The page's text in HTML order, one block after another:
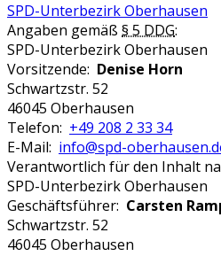
SPD-Unterbezirk Oberhausen
Angaben gemäß § 5 DDG:
SPD-Unterbezirk Oberhausen
Vorsitzende: Denise Horn
Schwartzstr. 52
46045 Oberhausen
Telefon: +49 208 2 33 34
E-Mail: info@spd-
Verantwortlich für den Inhalt
SPD-Unterbezirk Oberhausen
Geschäftsführer: Carsten
Schwartzstr. 52
46045 Oberhausen